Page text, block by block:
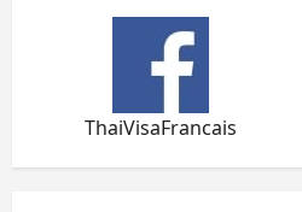
ThaiVisaFrancais